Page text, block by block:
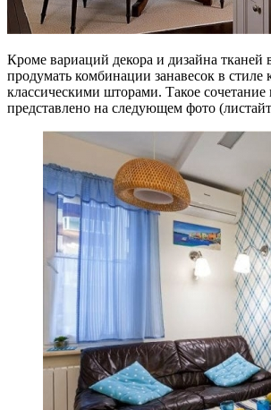
Кроме вариаций декора и дизайна тканей
продумать комбинации занавесок в стиле
классическими шторами. Такое сочетание
представлено на следующем фото